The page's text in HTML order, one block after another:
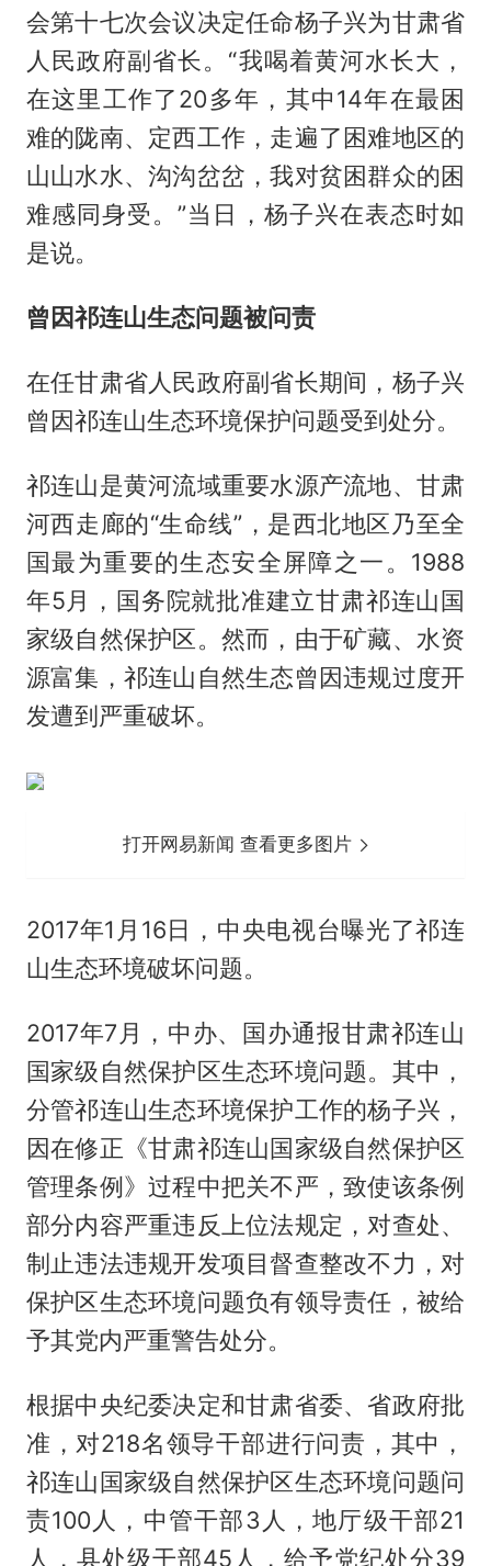
会第十七次会议决定任命杨子兴为甘肃省
人民政府副省长。“我喝着黄河水长大，
在这里工作了20多年，其中14年在最困
难的陇南、定西工作，走遍了困难地区的
山山水水、沟沟岔岔，我对贫困群众的困
难感同身受。”当日，杨子兴在表态时如
是说。
曾因祁连山生态问题被问责
在任甘肃省人民政府副省长期间，杨子兴
曾因祁连山生态环境保护问题受到处分。
祁连山是黄河流域重要水源产流地、甘肃
河西走廊的“生命线”，是西北地区乃至全
国最为重要的生态安全屏障之一。1988
年5月，国务院就批准建立甘肃祁连山国
家级自然保护区。然而，由于矿藏、水资
源富集，祁连山自然生态曾因违规过度开
发遭到严重破坏。
打开网易新闻 查看更多图片
2017年1月16日，中央电视台曝光了祁连
山生态环境破坏问题。
2017年7月，中办、国办通报甘肃祁连山
国家级自然保护区生态环境问题。其中，
分管祁连山生态环境保护工作的杨子兴，
因在修正《甘肃祁连山国家级自然保护区
管理条例》过程中把关不严，致使该条例
部分内容严重违反上位法规定，对查处、
制止违法违规开发项目督查整改不力，对
保护区生态环境问题负有领导责任，被给
予其党内严重警告处分。
根据中央纪委决定和甘肃省委、省政府批
准，对218名领导干部进行问责，其中，
祁连山国家级自然保护区生态环境问题问
责100人，中管干部3人，地厅级干部21
人，县处级干部45人，给予党纪处分39